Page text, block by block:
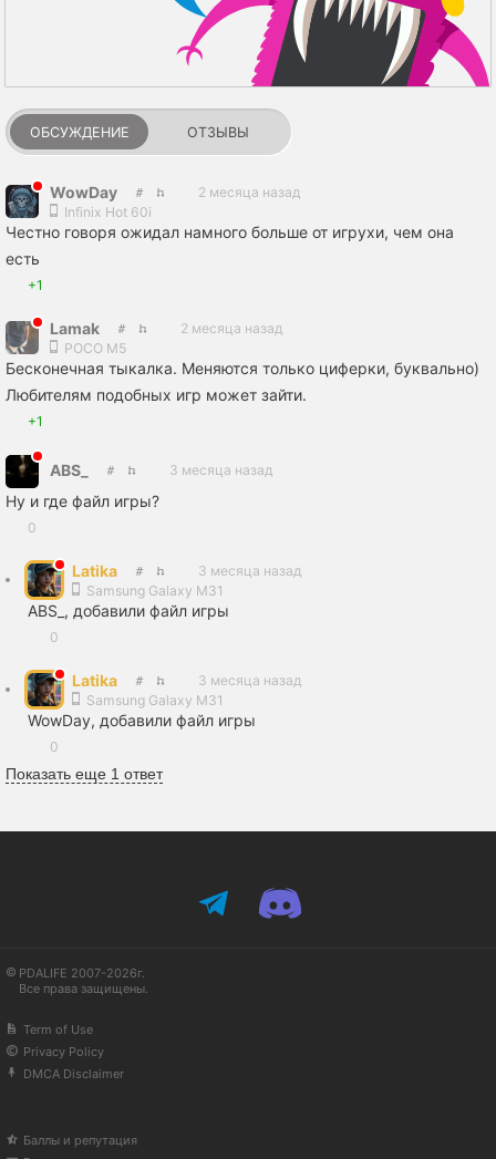
ОБСУЖДЕНИЕ ОТЗЫВЫ
WowDay
2 месяца назад
Infinix Hot 60i
Честно говоря ожидал намного больше от игрухи, чем она
есть
+1
Lamak
2 месяца назад
POCO M5
Бесконечная тыкалка. Меняются только циферки, буквально)
Любителям подобных игр может зайти.
+1
ABS_ 3 месяца назад
Ну и где файл игры?
0
Latika
3 месяца назад
Samsung Galaxy M31
ABS_, добавили файл игры
0
Latika
3 месяца назад
Samsung Galaxy M31
WowDay, добавили файл игры
0
Показать еще 1 ответ
PDALIFE 2007-2026г.
Все права защищены.
Term of Use
Privacy Policy
DMCA Disclaimer
Баллы и репутация